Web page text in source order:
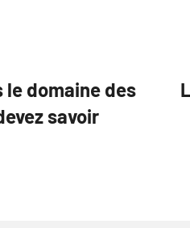
le domaine des
savoir